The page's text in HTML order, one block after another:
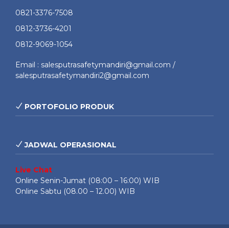
0821-3376-7508
0812-3736-4201
0812-9069-1054
Email : salesputrasafetymandiri@gmail.com /
salesputrasafetymandiri2@gmail.com
PORTOFOLIO PRODUK
JADWAL OPERASIONAL
Live Chat
Online Senin-Jumat (08:00 – 16:00) WIB
Online Sabtu (08.00 – 12.00) WIB